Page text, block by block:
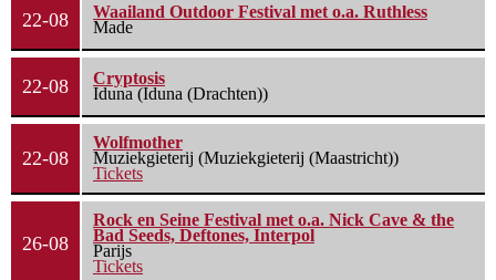
22-08
Waailand Outdoor Festival met o.a. Ruthless
Made
22-08
Cryptosis
Iduna (Iduna (Drachten))
22-08
Wolfmother
Muziekgieterij (Muziekgieterij (Maastricht))
Tickets
26-08
Rock en Seine Festival met o.a. Nick Cave & the
Bad Seeds, Deftones, Interpol
Parijs
Tickets